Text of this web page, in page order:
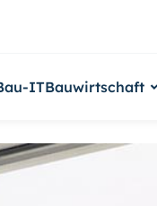
ITBauwirtschaft